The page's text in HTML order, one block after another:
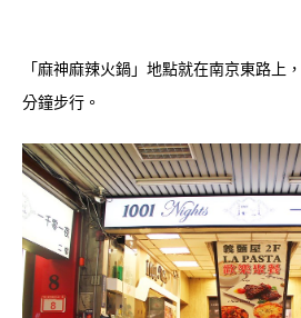
「麻神麻辣火鍋」地點就在南京東路上
分鐘步行。